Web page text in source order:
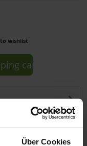
Über Cookies
wishlist
cart
für Miller